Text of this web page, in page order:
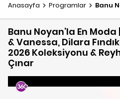
Anasayfa Programlar Banu
Banu Noyan’la En Moda
& Vanessa, Dilara
2026 Koleksiyonu &
Çınar